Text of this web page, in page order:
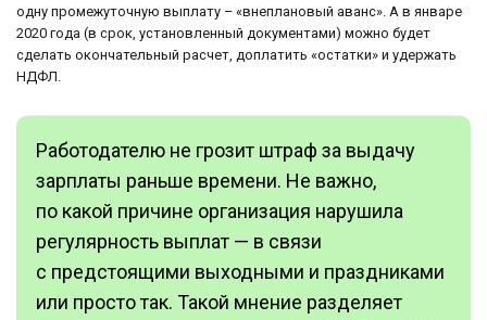
одну промежуточную выплату – «внеплановый аванс». А в январе
2020 года (в срок, установленный документами) можно будет
сделать окончательный расчет, доплатить «остатки» и удержать
НДФЛ.
Работодателю не грозит штраф за выдачу
зарплаты раньше времени. Не важно,
по какой причине организация нарушила
регулярность выплат — в связи
с предстоящими выходными и праздниками
или просто так. Такой мнение разделяет